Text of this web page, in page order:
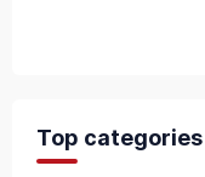
Top categories